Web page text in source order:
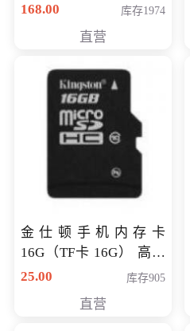
168.00
库存1974
直营
金仕顿手机内存卡
16G（TF卡 16G） 高速
卡 CLASS 10
25.00 库存905
直营